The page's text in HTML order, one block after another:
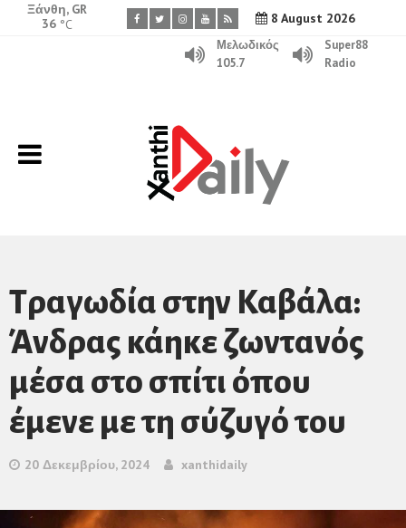
8 August 2026
Ξάνθη, GR
36 °C
Μελωδικός
105.7
Super88
Radio
Τραγωδία στην Καβάλα:
Άνδρας κάηκε ζωντανός
μέσα στο σπίτι όπου
έμενε με τη σύζυγό του
20 Δεκεμβρίου, 2024 xanthidaily